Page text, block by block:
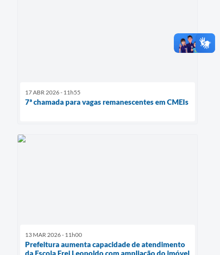
17 ABR 2026 - 11h55
7ª chamada para vagas remanescentes em CMEIs
13 MAR 2026 - 11h00
Prefeitura aumenta capacidade de atendimento
da Escola Frei Leopoldo com ampliação do imóvel